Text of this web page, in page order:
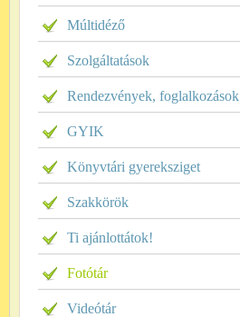
Múltidéző
Szolgáltatások
Rendezvények, foglalkozások
GYIK
Könyvtári gyereksziget
Szakkörök
Ti ajánlottátok!
Fotótár
Videótár